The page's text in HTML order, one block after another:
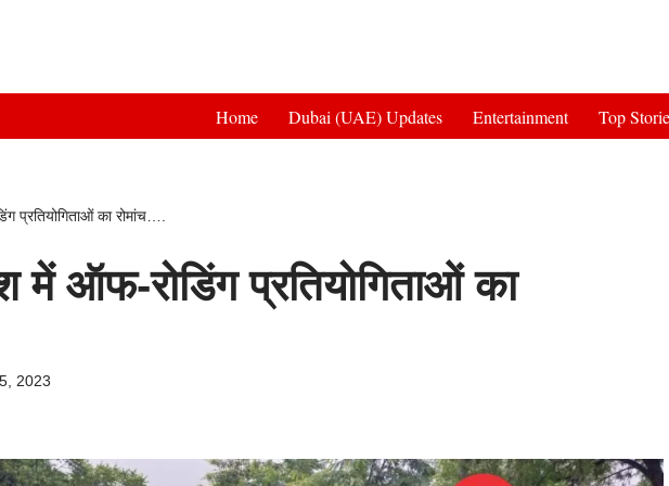
Home Dubai (UAE) Updates Entertainment Top
प्रतियोगिताओं का रोमांच….
में ऑफ-रोडिंग प्रतियोगिताओं का
2023